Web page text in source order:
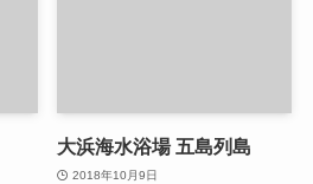
大浜海水浴場 五島列島
2018年10月9日